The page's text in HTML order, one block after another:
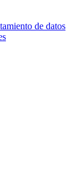
de datos